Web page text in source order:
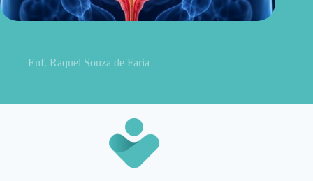
Enf. Raquel Souza de Faria